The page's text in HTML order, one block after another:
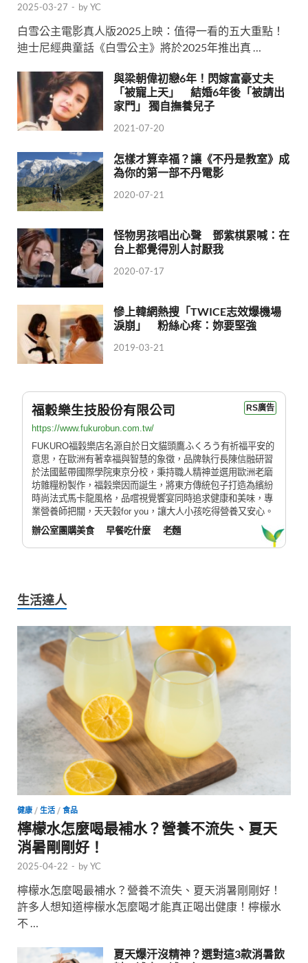
2025-03-27 - byYC
白雪公主電影真人版2025上映：值得一看的五大重點！
迪士尼經典童話《白雪公主》將於2025年推出真 …
與梁朝偉初戀6年！閃嫁富豪丈夫
「被寵上天」 結婚6年後「被請出
家門」 獨自撫養兒子
2021-07-20
怎樣才算幸福？讓《不丹是教室》成
為你的第一部不丹電影
2020-07-21
怪物男孩唱出心聲 鄧紫棋累喊：在
台上都覺得別人討厭我
2020-07-17
慘上韓網熱搜「TWICE志效爆機場
淚崩」 粉絲心疼：妳要堅強
2019-03-21
福穀樂生技股份有限公司 RS廣告
https://www.fukurobun.com.tw/
FUKURO福穀樂店名源自於日文貓頭鷹ふくろう有祈福平安的
意思，在歐洲有著幸福與智慧的象徵，品牌執行長陳信融研習
於法國藍帶國際學院東京分校，秉持職人精神並選用歐洲老磨
坊雜糧粉製作，福穀樂因而誕生，將東方傳統包子打造為繽紛
時尚法式馬卡龍風格，品嚐視覺饗宴同時追求健康和美味，專
業營養師把關，天天穀for you，讓大人小孩吃得營養又安心。
辦公室團購美食
早餐吃什麼 老麵
生活達人
健康 / 生活 / 食品
檸檬水怎麼喝最補水？營養不流失、夏天
消暑剛剛好！
2025-04-22 - byYC
檸檬水怎麼喝最補水？營養不流失、夏天消暑剛剛好！
許多人想知道檸檬水怎麼喝才能真正喝出健康！檸檬水
不 …
夏天爆汗沒精神？選對這3款消暑飲